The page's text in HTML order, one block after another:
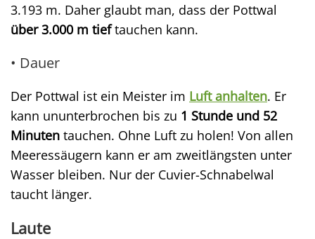
3.193 m. Daher glaubt man, dass der Pottwal
über 3.000 m tieftauchen kann.
• Dauer
Der Pottwal ist ein Meister im Luft anhalten. Er
kann ununterbrochen bis zu 1 Stunde und 52
Minuten tauchen. Ohne Luft zu holen! Von allen
Meeressäugern kann er am zweitlängsten unter
Wasser bleiben. Nur der Cuvier-Schnabelwal
taucht länger.
Laute